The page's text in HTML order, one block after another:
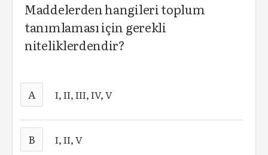
Maddelerden hangileri toplum
tanımlaması için gerekli
niteliklerdendir?
A I, II, III, IV, V
B I, II, V